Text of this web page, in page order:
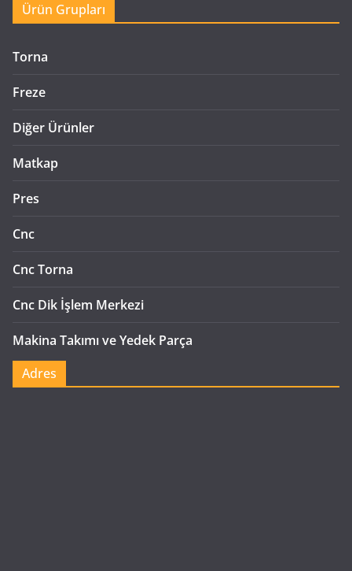
Ürün Grupları
Torna
Freze
Diğer Ürünler
Matkap
Pres
Cnc
Cnc Torna
Cnc Dik İşlem Merkezi
Makina Takımı ve Yedek Parça
Adres